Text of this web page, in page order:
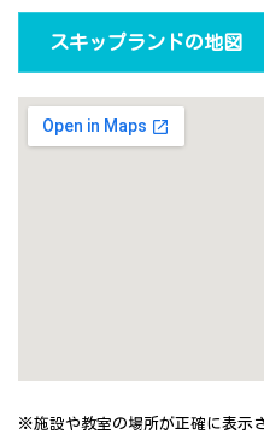
スキップランドの地図
※施設や教室の場所が正確に表示